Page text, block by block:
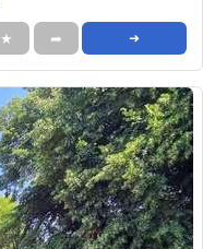
★ ➦ ➜